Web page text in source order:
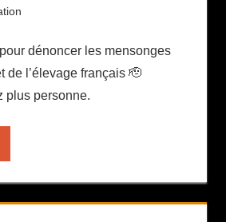
dénoncer les mensonges
de l’élevage français 🫡
plus personne.